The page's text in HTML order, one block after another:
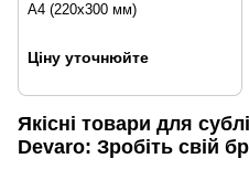
А4 (220х300 мм)
Ціну уточнюйте
Якісні товари для
Devaro: Зробіть свій